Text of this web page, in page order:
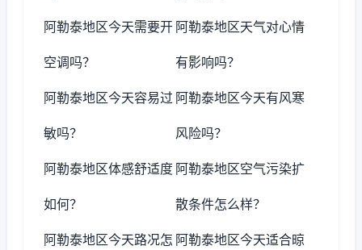
阿勒泰地区今天需要开
空调吗？
阿勒泰地区天气对心情
有影响吗？
阿勒泰地区今天容易过
敏吗？
阿勒泰地区今天有风寒
风险吗？
阿勒泰地区体感舒适度
如何？
阿勒泰地区空气污染扩
散条件怎么样？
阿勒泰地区今天路况怎 阿勒泰地区今天适合晾